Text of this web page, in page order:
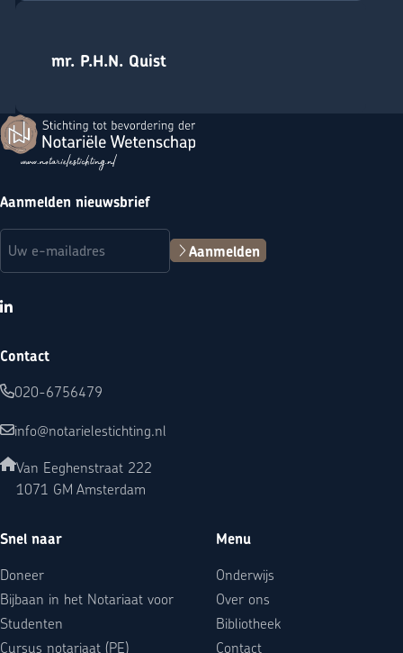
mr. P.H.N. Quist
Terug naar de startpagina
Aanmelden nieuwsbrief
E-mailadres
Aanmelden
LinkedIn
Contact
020-6756479
info@notarielestichting.nl
Van Eeghenstraat 222
1071 GM Amsterdam
Snel naar
Doneer
Bijbaan in het Notariaat voor
Studenten
Cursus notariaat (PE)
Menu
Onderwijs
Over ons
Bibliotheek
Contact